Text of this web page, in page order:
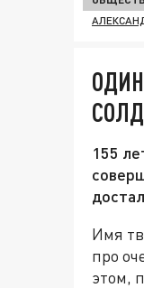
155
Имя
про
этом,